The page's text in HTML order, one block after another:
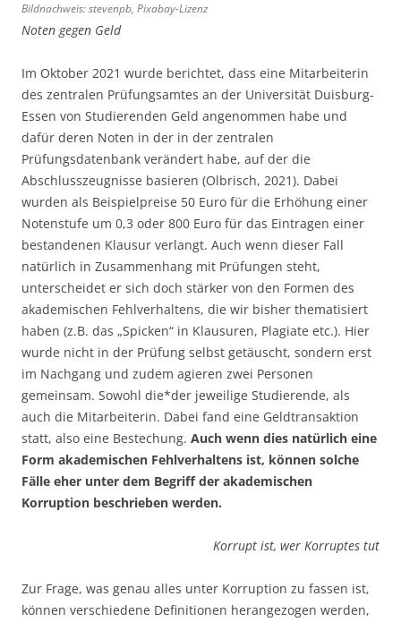
Bildnachweis:stevenpb, Pixabay-Lizenz
Noten gegen Geld
Im Oktober 2021 wurde berichtet, dass eine Mitarbeiterin
des zentralen Prüfungsamtes an der Universität Duisburg-
Essen von Studierenden Geld angenommen habe und
dafür deren Noten in der in der zentralen
Prüfungsdatenbank verändert habe, auf der die
Abschlusszeugnisse basieren (Olbrisch, 2021). Dabei
wurden als Beispielpreise 50 Euro für die Erhöhung einer
Notenstufe um 0,3 oder 800 Euro für das Eintragen einer
bestandenen Klausur verlangt. Auch wenn dieser Fall
natürlich in Zusammenhang mit Prüfungen steht,
unterscheidet er sich doch stärker von den Formen des
akademischen Fehlverhaltens, die wir bisher thematisiert
haben (z.B. das „Spicken“ in Klausuren, Plagiate etc.). Hier
wurde nicht in der Prüfung selbst getäuscht, sondern erst
im Nachgang und zudem agieren zwei Personen
gemeinsam. Sowohl die*der jeweilige Studierende, als
auch die Mitarbeiterin. Dabei fand eine Geldtransaktion
statt, also eine Bestechung. Auch wenn dies natürlich eine
Form akademischen Fehlverhaltens ist, können solche
Fälle eher unter dem Begriff der akademischen
Korruption beschrieben werden.
Korrupt ist, wer Korruptes tut
Zur Frage, was genau alles unter Korruption zu fassen ist,
können verschiedene Definitionen herangezogen werden,